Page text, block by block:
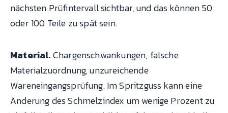
nächsten Prüfintervall sichtbar, und das können 50
oder 100 Teile zu spät sein.
Material.Chargenschwankungen, falsche
Materialzuordnung, unzureichende
Wareneingangsprüfung. Im Spritzguss kann eine
Änderung des Schmelzindex um wenige Prozent zu